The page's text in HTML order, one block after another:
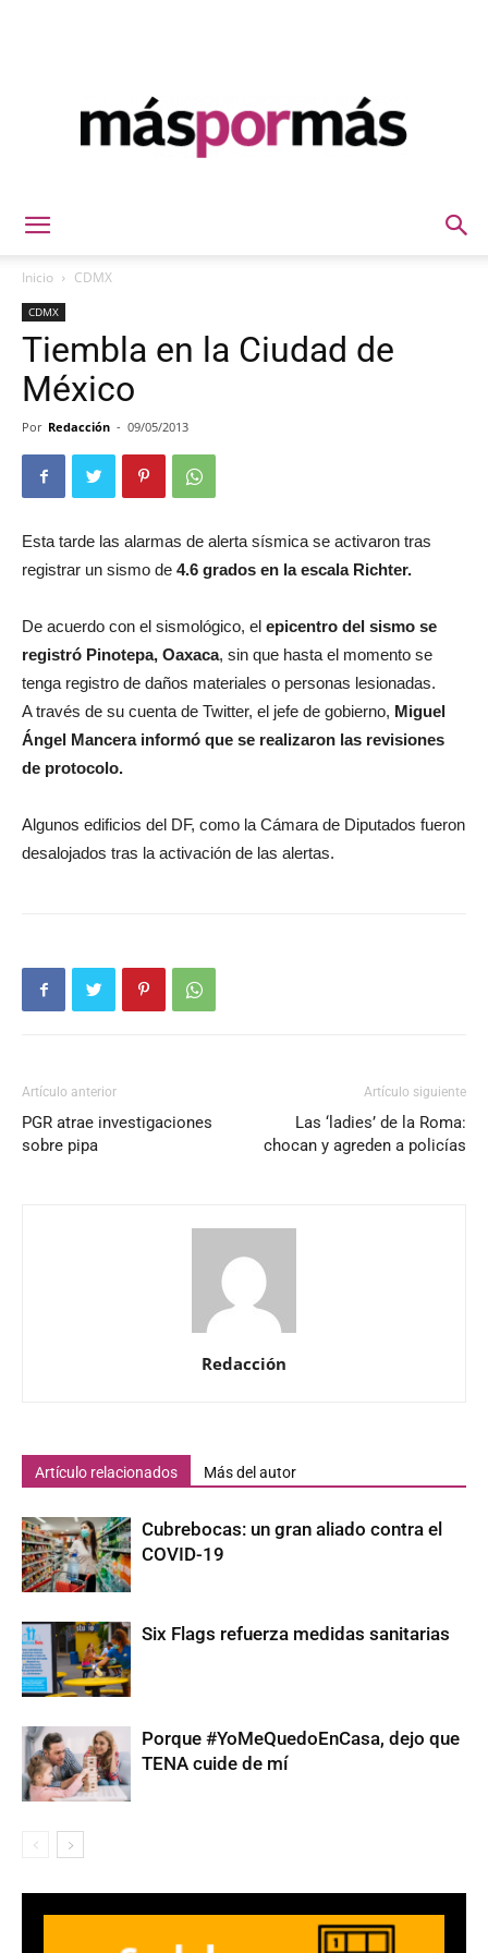
Inicio CDMX
CDMX
Tiembla en la Ciudad de
México
Por Redacción - 09/05/2013
Esta tarde las alarmas de alerta sísmica se activaron tras
registrar un sismo de 4.6 grados en la escala Richter.
De acuerdo con el sismológico, el epicentro del sismo se
registró Pinotepa, Oaxaca, sin que hasta el momento se
tenga registro de daños materiales o personas lesionadas.
A través de su cuenta de Twitter, el jefe de gobierno, Miguel
Ángel Mancera informó que se realizaron las revisiones
de protocolo.
Algunos edificios del DF, como la Cámara de Diputados fueron
desalojados tras la activación de las alertas.
Artículo anterior
PGR atrae investigaciones
sobre pipa
Artículo siguiente
Las ‘ladies’ de la Roma:
chocan y agreden a policías
Redacción
Artículo relacionados Más del autor
Cubrebocas: un gran aliado contra el
COVID-19
Six Flags refuerza medidas sanitarias
Porque #YoMeQuedoEnCasa, dejo que
TENA cuide de mí